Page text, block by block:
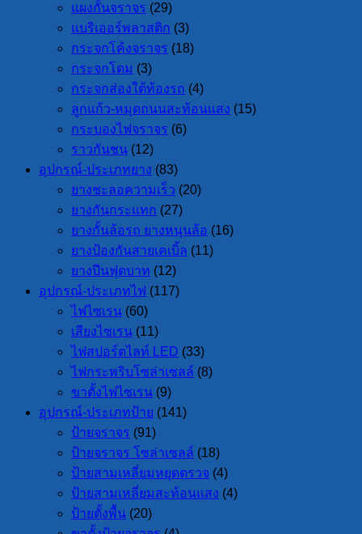
แผงกั้นจราจร (29)
แบริเออร์พลาสติก (3)
กระจกโค้งจราจร (18)
กระจกโดม (3)
กระจกส่องใต้ท้องรถ (4)
ลูกแก้ว-หมุดถนนสะท้อนแสง (15)
กระบองไฟจราจร (6)
ราวกันชน (12)
อุปกรณ์-ประเภทยาง (83)
ยางชะลอความเร็ว (20)
ยางกันกระแทก (27)
ยางกั้นล้อรถ ยางหนุนล้อ (16)
ยางป้องกันสายเคเบิ้ล (11)
ยางปีนฟุตบาท (12)
อุปกรณ์-ประเภทไฟ (117)
ไฟไซเรน (60)
เสียงไซเรน (11)
ไฟสปอร์ตไลท์ LED (33)
ไฟกระพริบโซล่าเซลล์ (8)
ขาตั้งไฟไซเรน (9)
อุปกรณ์-ประเภทป้าย (141)
ป้ายจราจร (91)
ป้ายจราจร โซล่าเซลล์ (18)
ป้ายสามเหลี่ยมหยุดตรวจ (4)
ป้ายสามเหลี่ยมสะท้อนแสง (4)
ป้ายตั้งพื้น (20)